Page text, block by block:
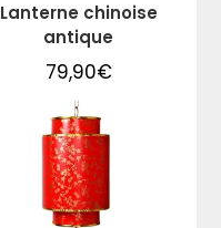
Lanterne chinoise
antique
79,90€